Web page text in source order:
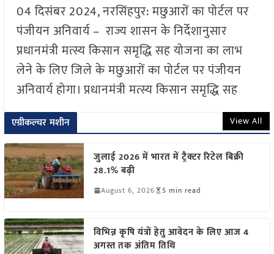
04 दिसंबर 2024, नरसिंहपुर: मछुआरों का पोर्टल पर
पंजीयन अनिवार्य – राज्य शासन के निर्देशानुसार
प्रधानमंत्री मत्स्य किसान समृद्धि सह योजना का लाभ
लेने के लिए जिले के मछुआरों का पोर्टल पर पंजीयन
अनिवार्य होगा। प्रधानमंत्री मत्स्य किसान समृद्धि सह
एग्रीकल्चर मशीन View All
जुलाई 2026 में भारत में ट्रैक्टर रिटेल बिक्री
28.1% बढ़ी
August 6, 2026 5 min read
विभिन्न कृषि यंत्रों हेतु आवेदन के लिए आज 4
अगस्त तक अंतिम तिथि